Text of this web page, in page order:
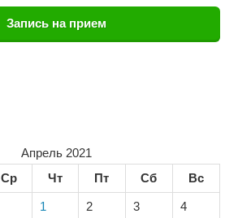
Запись на прием
Апрель 2021
Ср Чт Пт Сб Вс
1 2 3 4